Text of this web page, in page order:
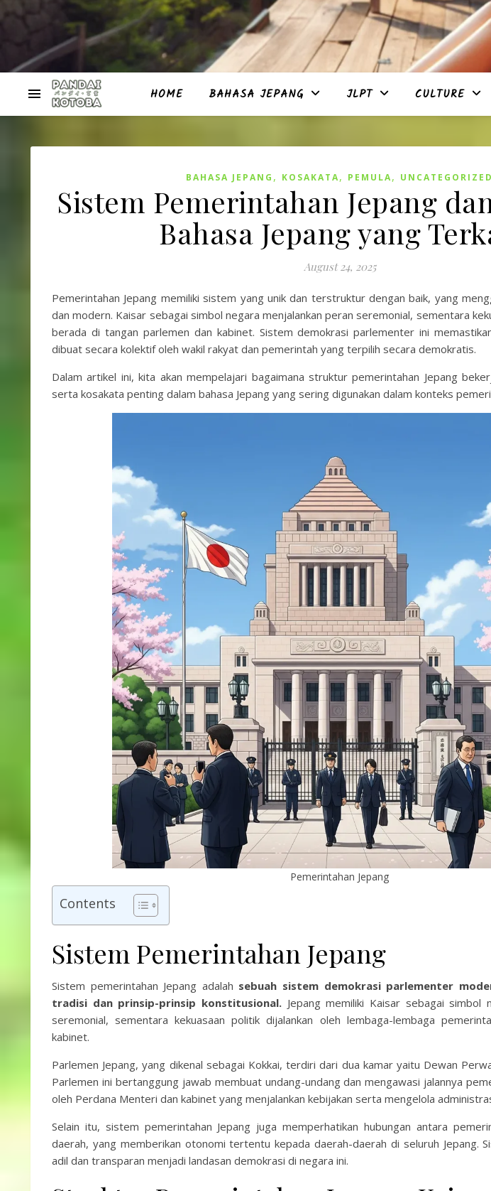
HOME BAHASA JEPANG JLPT CULTURE
BAHASA JEPANG , KOSAKATA, PEMULA, UNCATEGORIZED
Sistem Pemerintahan Jepang
Bahasa Jepang yang
August 24, 2025
Pemerintahan Jepang memiliki sistem yang unik dan terstruktur dengan baik, yang
dan modern. Kaisar sebagai simbol negara menjalankan peran seremonial, sementara
berada di tangan parlemen dan kabinet. Sistem demokrasi parlementer ini
dibuat secara kolektif oleh wakil rakyat dan pemerintah yang terpilih secara demokratis.
Dalam artikel ini, kita akan mempelajari bagaimana struktur pemerintahan Jepang
serta kosakata penting dalam bahasa Jepang yang sering digunakan dalam konteks
Pemerintahan Jepang
Contents
Sistem Pemerintahan Jepang
Sistem pemerintahan Jepang adalah sebuah sistem demokrasi parlementer
tradisi dan prinsip-prinsip konstitusional. Jepang memiliki Kaisar sebagai simbol
seremonial, sementara kekuasaan politik dijalankan oleh lembaga-lembaga
kabinet.
Parlemen Jepang, yang dikenal sebagai Kokkai, terdiri dari dua kamar yaitu Dewan
Parlemen ini bertanggung jawab membuat undang-undang dan mengawasi jalannya
oleh Perdana Menteri dan kabinet yang menjalankan kebijakan serta mengelola
Selain itu, sistem pemerintahan Jepang juga memperhatikan hubungan antara
daerah, yang memberikan otonomi tertentu kepada daerah-daerah di seluruh Jepang.
adil dan transparan menjadi landasan demokrasi di negara ini.